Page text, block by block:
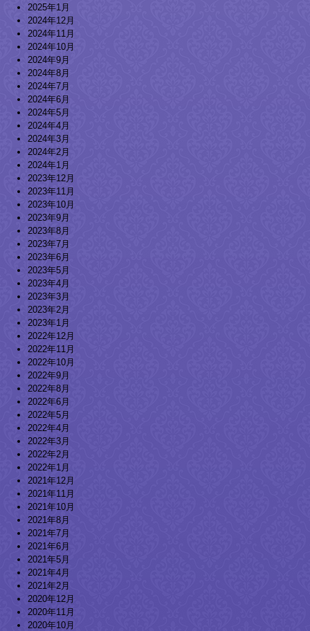
2025年1月
2024年12月
2024年11月
2024年10月
2024年9月
2024年8月
2024年7月
2024年6月
2024年5月
2024年4月
2024年3月
2024年2月
2024年1月
2023年12月
2023年11月
2023年10月
2023年9月
2023年8月
2023年7月
2023年6月
2023年5月
2023年4月
2023年3月
2023年2月
2023年1月
2022年12月
2022年11月
2022年10月
2022年9月
2022年8月
2022年6月
2022年5月
2022年4月
2022年3月
2022年2月
2022年1月
2021年12月
2021年11月
2021年10月
2021年8月
2021年7月
2021年6月
2021年5月
2021年4月
2021年2月
2020年12月
2020年11月
2020年10月